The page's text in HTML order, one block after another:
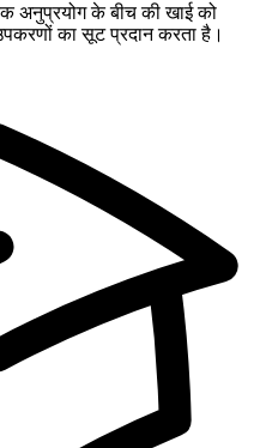
अनुप्रयोग के बीच की खाई को
का सूट प्रदान करता है।